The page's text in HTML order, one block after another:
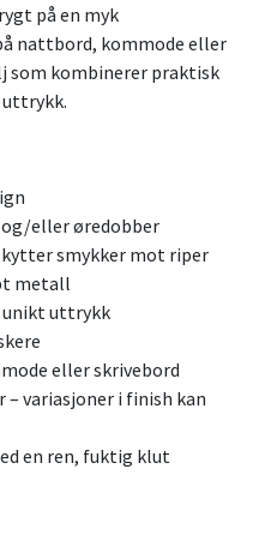
på en myk
nattbord, kommode eller
som kombinerer praktisk
eller øredobber
smykker mot riper
metall
uttrykk
eller skrivebord
variasjoner i finish kan
en ren, fuktig klut